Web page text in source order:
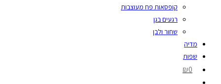
קופסאות פח מעוצבות
רגעים בגן
שחור ולבן
מדיה
שפות
₪0